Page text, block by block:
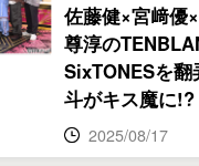
佐藤健×宮﨑優
尊淳の
SixTONESを
斗がキス魔に!?
2025/08/17